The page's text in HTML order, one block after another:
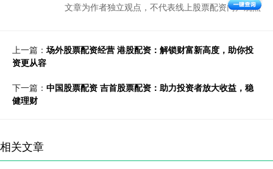
文章为作者独立观点，不代表线上股票配资门户观点
上一篇：场外股票配资经营 港股配资：解锁财富新高度，助你投
资更从容
下一篇： 中国股票配资 吉首股票配资：助力投资者放大收益，稳
健理财
相关文章